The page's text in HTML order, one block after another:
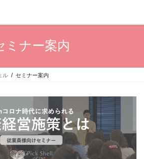
ミナー案内
ル セミナー案内